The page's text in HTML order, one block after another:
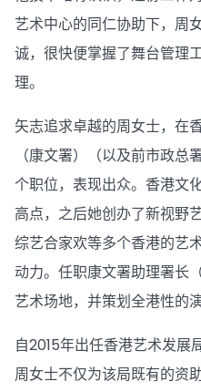
艺术中心的同仁协助下，周
诚，很快便掌握了舞台管理
理。
矢志追求卓越的周女士，在
（康文署）（以及前市政
个职位，表现出众。香港文
高点，之后她创办了新视野
综艺合家欢等多个香港的艺
动力。任职康文署助理署长
艺术场地，并策划全港性的
自2015年出任香港艺术发展
周女士不仅为该局既有的资